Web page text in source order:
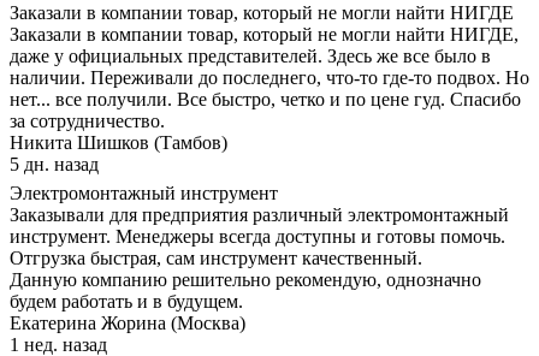
Заказали в компании товар, который не могли найти НИГДЕ
Заказали в компании товар, который не могли найти НИГДЕ,
даже у официальных представителей. Здесь же все было в
наличии. Переживали до последнего, что-то где-то подвох. Но
нет... все получили. Все быстро, четко и по цене гуд. Спасибо
за сотрудничество.
Никита Шишков (Тамбов)
5 дн. назад
Электромонтажный инструмент
Заказывали для предприятия различный электромонтажный
инструмент. Менеджеры всегда доступны и готовы помочь.
Отгрузка быстрая, сам инструмент качественный.
Данную компанию решительно рекомендую, однозначно
будем работать и в будущем.
Екатерина Жорина (Москва)
1 нед. назад